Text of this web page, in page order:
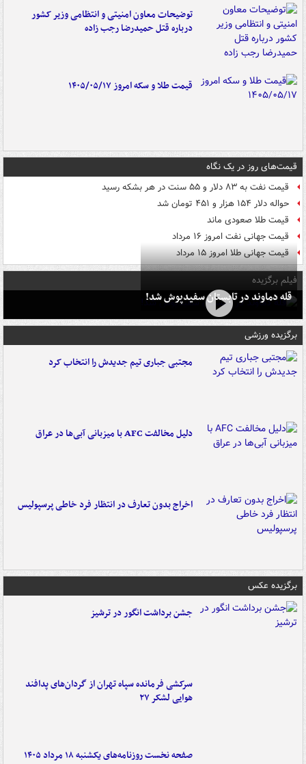
توضیحات معاون امنیتی و انتظامی وزیر کشور
درباره قتل حمیدرضا رجب زاده
قیمت طلا و سکه امروز ۱۴۰۵/۰۵/۱۷
قیمت‌های روز در یک نگاه
قیمت نفت به ۸۳ دلار و ۵۵ سنت در هر بشکه رسید
حواله دلار ۱۵۴ هزار و ۴۵۱ تومان شد
قیمت طلا صعودی ماند
قیمت جهانی نفت امروز ۱۶ مرداد
قیمت جهانی طلا امروز ۱۵ مرداد
فیلم برگزیده
قله دماوند در تابستان سفیدپوش شد!
برگزیده ورزشی
مجتبی جباری تیم جدیدش را انتخاب کرد
دلیل مخالفت AFC با میزبانی آبی‌ها در عراق
اخراج بدون تعارف در انتظار فرد خاطی پرسپولیس
برگزیده عکس
جشن برداشت انگور در ترشیز
سرکشی فرمانده سپاه تهران از گردان‌های پدافند
هوایی لشکر ۲۷
صفحه نخست روزنامه‌های یکشنبه ۱۸ مرداد ۱۴۰۵